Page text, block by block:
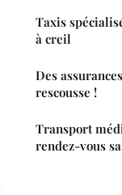
Taxis
à creil
Des
rescousse !
Transport
rendez-vous